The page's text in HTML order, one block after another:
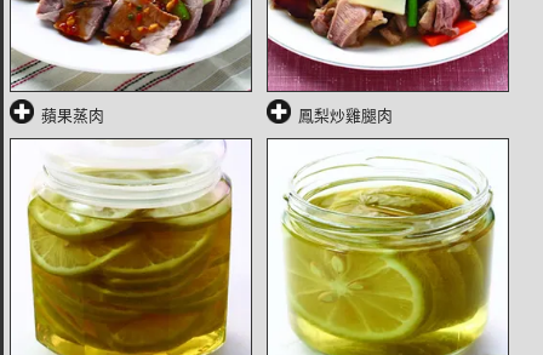
蘋果蒸肉 鳳梨炒雞腿肉